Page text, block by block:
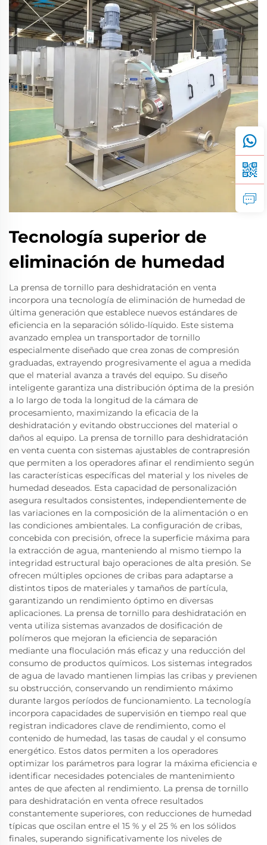
Tecnología superior de
eliminación de humedad
La prensa de tornillo para deshidratación en venta
incorpora una tecnología de eliminación de humedad de
última generación que establece nuevos estándares de
eficiencia en la separación sólido-líquido. Este sistema
avanzado emplea un transportador de tornillo
especialmente diseñado que crea zonas de compresión
graduadas, extrayendo progresivamente el agua a medida
que el material avanza a través del equipo. Su diseño
inteligente garantiza una distribución óptima de la presión
a lo largo de toda la longitud de la cámara de
procesamiento, maximizando la eficacia de la
deshidratación y evitando obstrucciones del material o
daños al equipo. La prensa de tornillo para deshidratación
en venta cuenta con sistemas ajustables de contrapresión
que permiten a los operadores afinar el rendimiento según
las características específicas del material y los niveles de
humedad deseados. Esta capacidad de personalización
asegura resultados consistentes, independientemente de
las variaciones en la composición de la alimentación o en
las condiciones ambientales. La configuración de cribas,
concebida con precisión, ofrece la superficie máxima para
la extracción de agua, manteniendo al mismo tiempo la
integridad estructural bajo operaciones de alta presión. Se
ofrecen múltiples opciones de cribas para adaptarse a
distintos tipos de materiales y tamaños de partícula,
garantizando un rendimiento óptimo en diversas
aplicaciones. La prensa de tornillo para deshidratación en
venta utiliza sistemas avanzados de dosificación de
polímeros que mejoran la eficiencia de separación
mediante una floculación más eficaz y una reducción del
consumo de productos químicos. Los sistemas integrados
de agua de lavado mantienen limpias las cribas y previenen
su obstrucción, conservando un rendimiento máximo
durante largos períodos de funcionamiento. La tecnología
incorpora capacidades de supervisión en tiempo real que
registran indicadores clave de rendimiento, como el
contenido de humedad, las tasas de caudal y el consumo
energético. Estos datos permiten a los operadores
optimizar los parámetros para lograr la máxima eficiencia e
identificar necesidades potenciales de mantenimiento
antes de que afecten al rendimiento. La prensa de tornillo
para deshidratación en venta ofrece resultados
constantemente superiores, con reducciones de humedad
típicas que oscilan entre el 15 % y el 25 % en los sólidos
finales, superando significativamente los niveles de